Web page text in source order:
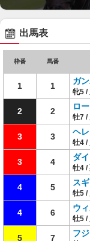
出馬表
枠番 馬番
1 1 ガ
牝5 /
2 2 ロ
牡7 /
3 3 ヘ
牡4 /
3 4 ダ
牡4 /
4 5 ス
牡5 /
4 6 ウ
牡5 /
5 7 フ